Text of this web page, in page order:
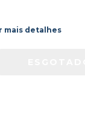
mais detalhes